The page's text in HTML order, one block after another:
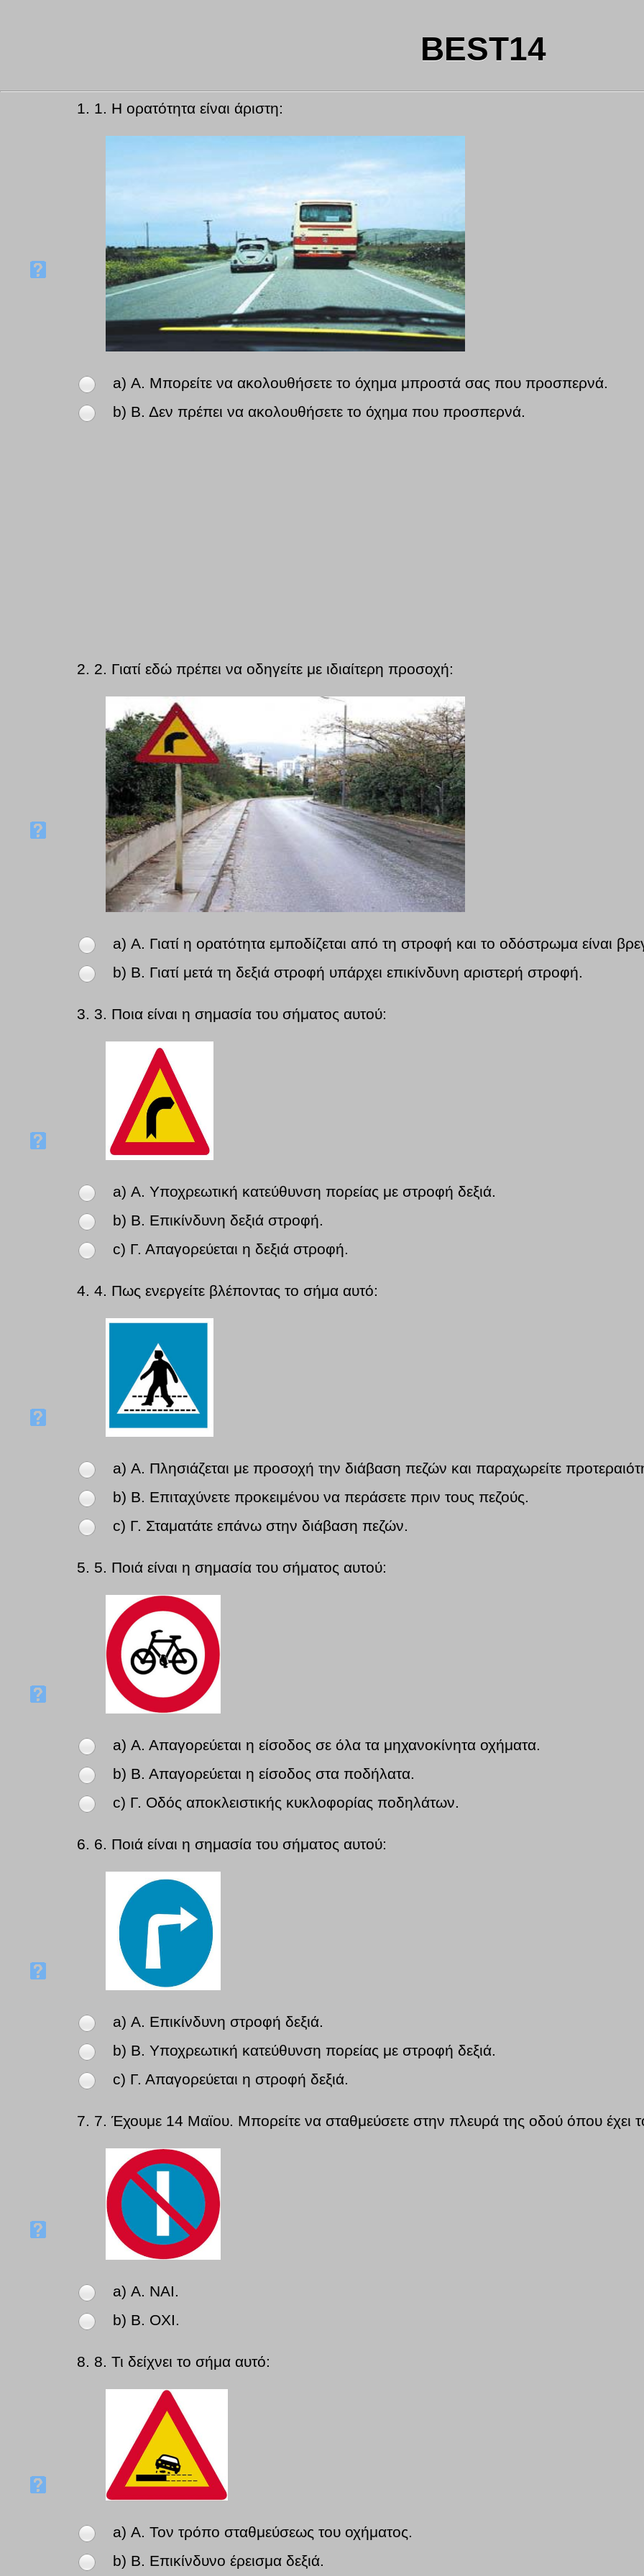
BEST14
1. 1. Η ορατότητα είναι άριστη:
a) Α. Μπορείτε να ακολουθήσετε το όχημα μπροστά σας που προσπερνά.
b) Β. Δεν πρέπει να ακολουθήσετε το όχημα που προσπερνά.
2. 2. Γιατί εδώ πρέπει να οδηγείτε με ιδιαίτερη προσοχή:
a) Α. Γιατί η ορατότητα εμποδίζεται από τη στροφή και το οδόστρωμα είναι
b) Β. Γιατί μετά τη δεξιά στροφή υπάρχει επικίνδυνη αριστερή στροφή.
3. 3. Ποια είναι η σημασία του σήματος αυτού:
a) Α. Υποχρεωτική κατεύθυνση πορείας με στροφή δεξιά.
b) Β. Επικίνδυνη δεξιά στροφή.
c) Γ. Απαγορεύεται η δεξιά στροφή.
4. 4. Πως ενεργείτε βλέποντας το σήμα αυτό:
a) Α. Πλησιάζεται με προσοχή την διάβαση πεζών και παραχωρείτε
b) Β. Επιταχύνετε προκειμένου να περάσετε πριν τους πεζούς.
c) Γ. Σταματάτε επάνω στην διάβαση πεζών.
5. 5. Ποιά είναι η σημασία του σήματος αυτού:
a) Α. Απαγορεύεται η είσοδος σε όλα τα μηχανοκίνητα οχήματα.
b) Β. Απαγορεύεται η είσοδος στα ποδήλατα.
c) Γ. Οδός αποκλειστικής κυκλοφορίας ποδηλάτων.
6. 6. Ποιά είναι η σημασία του σήματος αυτού:
a) Α. Επικίνδυνη στροφή δεξιά.
b) Β. Υποχρεωτική κατεύθυνση πορείας με στροφή δεξιά.
c) Γ. Απαγορεύεται η στροφή δεξιά.
7. 7. Έχουμε 14 Μαϊου. Μπορείτε να σταθμεύσετε στην πλευρά της οδού όπου έχει
a) Α. ΝΑΙ.
b) Β. ΟΧΙ.
8. 8. Τι δείχνει το σήμα αυτό:
a) Α. Τον τρόπο σταθμεύσεως του οχήματος.
b) Β. Επικίνδυνο έρεισμα δεξιά.